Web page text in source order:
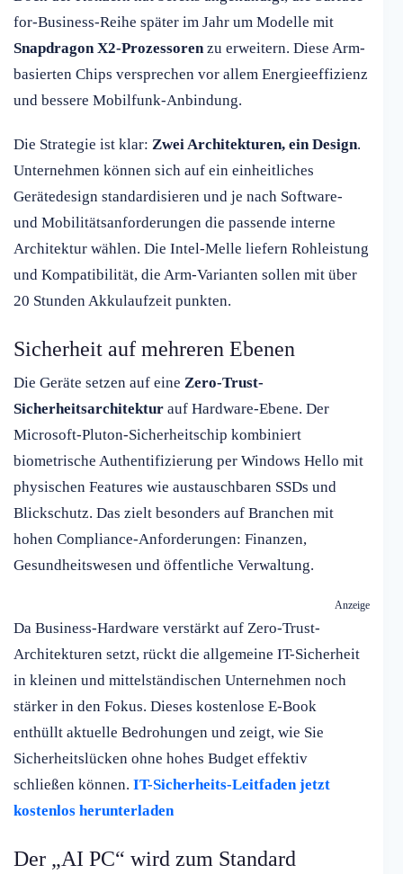
for-Business-Reihe später im Jahr um Modelle mit
Snapdragon X2-Prozessorenzu erweitern. Diese Arm-
basierten Chips versprechen vor allem Energieeffizienz
und bessere Mobilfunk-Anbindung.
Die Strategie ist klar: Zwei Architekturen, ein Design.
Unternehmen können sich auf ein einheitliches
Gerätedesign standardisieren und je nach Software-
und Mobilitätsanforderungen die passende interne
Architektur wählen. Die Intel-Melle liefern Rohleistung
und Kompatibilität, die Arm-Varianten sollen mit über
20 Stunden Akkulaufzeit punkten.
Sicherheit auf mehreren Ebenen
Die Geräte setzen auf eine Zero-Trust-
Sicherheitsarchitektur auf Hardware-Ebene. Der
Microsoft-Pluton-Sicherheitschip kombiniert
biometrische Authentifizierung per Windows Hello mit
physischen Features wie austauschbaren SSDs und
Blickschutz. Das zielt besonders auf Branchen mit
hohen Compliance-Anforderungen: Finanzen,
Gesundheitswesen und öffentliche Verwaltung.
Anzeige
Da Business-Hardware verstärkt auf Zero-Trust-
Architekturen setzt, rückt die allgemeine IT-Sicherheit
in kleinen und mittelständischen Unternehmen noch
stärker in den Fokus. Dieses kostenlose E-Book
enthüllt aktuelle Bedrohungen und zeigt, wie Sie
Sicherheitslücken ohne hohes Budget effektiv
schließen können. IT-Sicherheits-Leitfaden jetzt
kostenlos herunterladen
Der „AI PC“ wird zum Standard